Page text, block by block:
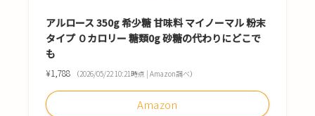
アルロース 350g 希少糖 甘味料 マイノーマル 粉末
タイプ ０カロリー 糖類0g 砂糖の代わりにどこで
も
¥1,788 （2026/05/22 10:21時点 | Amazon調べ）
Amazon